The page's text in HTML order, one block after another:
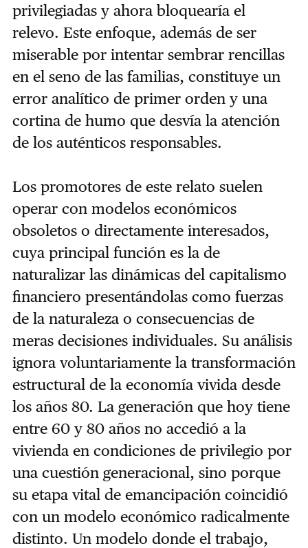
privilegiadas y ahora bloquearía el
relevo. Este enfoque, además de ser
miserable por intentar sembrar rencillas
en el seno de las familias, constituye un
error analítico de primer orden y una
cortina de humo que desvía la atención
de los auténticos responsables.
Los promotores de este relato suelen
operar con modelos económicos
obsoletos o directamente interesados,
cuya principal función es la de
naturalizar las dinámicas del capitalismo
financiero presentándolas como fuerzas
de la naturaleza o consecuencias de
meras decisiones individuales. Su análisis
ignora voluntariamente la transformación
estructural de la economía vivida desde
los años 80. La generación que hoy tiene
entre 60 y 80 años no accedió a la
vivienda en condiciones de privilegio por
una cuestión generacional, sino porque
su etapa vital de emancipación coincidió
con un modelo económico radicalmente
distinto. Un modelo donde el trabajo,